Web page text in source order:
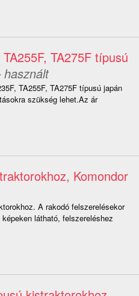
TA275F típusú
használt
TA255F, TA275F típusú japán
szükség lehet.Az ár
Komondor
A rakodó felszerelésekor
látható, felszereléshez